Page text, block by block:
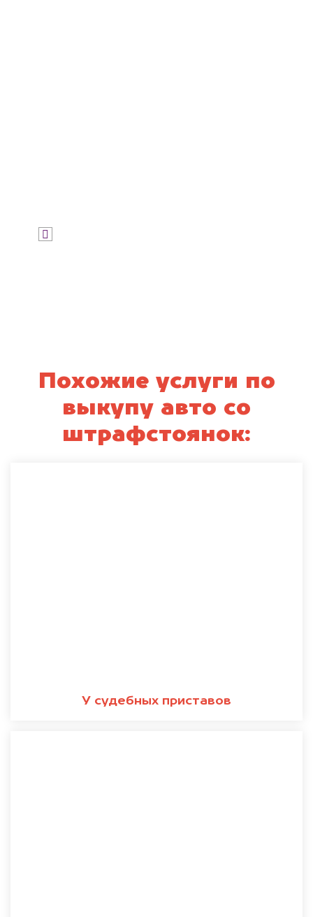
Похожие услуги по
выкупу авто со
штрафстоянок:
У судебных приставов